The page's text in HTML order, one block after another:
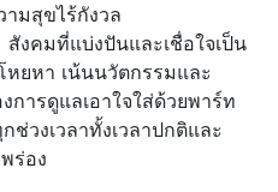
ามสุขไร้กังวล
สังคมที่แบ่งปันและเชื่อใจเป็น
ยหา เน้นนวัตกรรมและ
ารดูแลเอาใจใส่ด้วยพาร์ท
ช่วงเวลาทั้งเวลาปกติและ
ร่อง